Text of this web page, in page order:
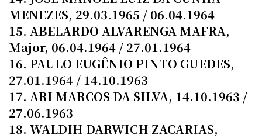
MENEZES, 29.03.1965 / 06.04.1964
15. ABELARDO ALVARENGA MAFRA,
Major, 06.04.1964 / 27.01.1964
16. PAULO EUGÊNIO PINTO GUEDES,
27.01.1964 / 14.10.1963
17. ARI MARCOS DA SILVA, 14.10.1963 /
27.06.1963
18. WALDIH DARWICH ZACARIAS,